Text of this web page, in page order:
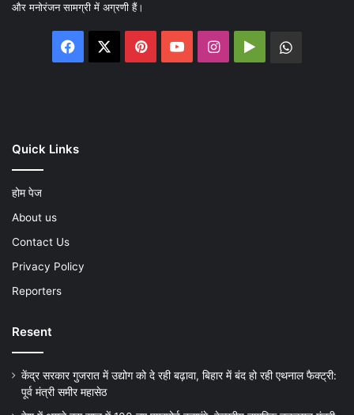
और मनोरंजन सामग्री में अग्रणी हैं।
Facebook PinterestYouTubeInstagram
Google
Quick Links
होम पेज
About us
Contact Us
Privacy Policy
Reporters
Resent
केंद्र सरकार गुजरात में उद्योग को दे रही बढ़ावा, बिहार में बंद हो रही एथनाल फैक्ट्री:
पूर्व मंत्री समीर महासेठ